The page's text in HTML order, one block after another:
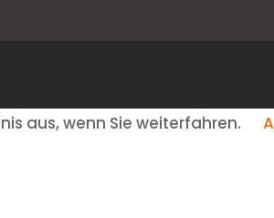
aus, wenn Sie weiterfahren.